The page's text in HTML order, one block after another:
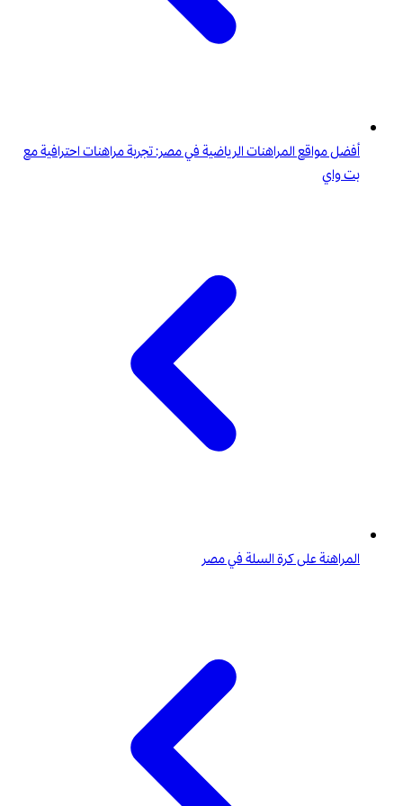
أفضل مواقع المراهنات الرياضية في مصر: تجربة مراهنات احترافية مع
بت واي
المراهنة على كرة السلة في مصر